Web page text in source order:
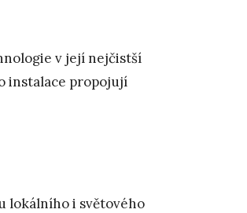
v její nejčistší
instalace propojují
lokálního i světového